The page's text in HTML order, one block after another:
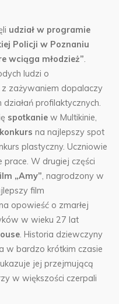
udział w programie
Policji w Poznaniu
wciąga młodzież”.
ludzi o
zażywaniem dopalaczy
profilaktycznych.
spotkanie w Multikinie,
na najlepszy spot
plastyczny. Uczniowie
W drugiej części
„Amy”, nagrodzony w
film
opowieść o zmarłej
w wieku 27 lat
. Historia dziewczyny
w bardzo krótkim czasie
jej przejmującą
w większości czerpali